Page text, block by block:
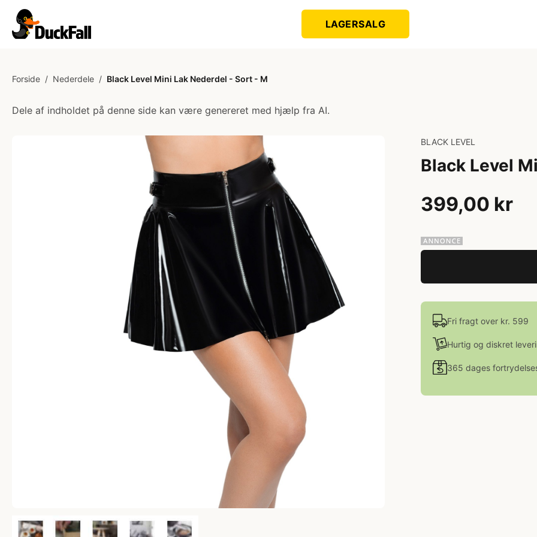
LAGERSALG
Forside / Nederdele / Black Level Mini Lak Nederdel - Sort - M
Dele af indholdet på denne side kan være genereret med hjælp fra AI.
BLACK LEVEL
Black Level
399,00 kr
Fri fragt over kr. 599
Hurtig og diskret
365 dages